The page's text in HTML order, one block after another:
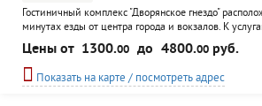
Гостиничный комплекс "Дворянское гнездо"
минутах езды от центра города и вокзалов. К
различной комфортности - "эконом" с душевой на
двухкомнатные номера "люкс". На всей территории
- кабельное TV. Комплекс включает так же кафе-
бассейном...
Цены от 1300.00 до 4800.00 руб.
Показать на карте / посмотреть адрес